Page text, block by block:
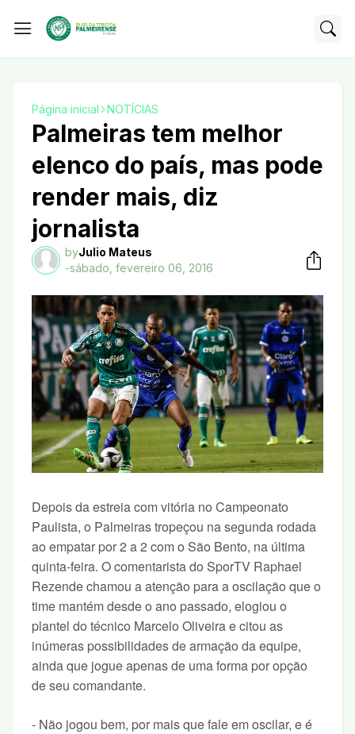
Página inicial NOTÍCIAS
Palmeiras tem melhor
elenco do país, mas pode
render mais, diz
jornalista
byJulio Mateus
-sábado, fevereiro 06, 2016
Depois da estreia com vitória no Campeonato
Paulista, o Palmeiras tropeçou na segunda rodada
ao empatar por 2 a 2 com o São Bento, na última
quinta-feira. O comentarista do SporTV Raphael
Rezende chamou a atenção para a oscilação que o
time mantém desde o ano passado, elogiou o
plantel do técnico Marcelo Oliveira e citou as
inúmeras possibilidades de armação da equipe,
ainda que jogue apenas de uma forma por opção
de seu comandante.
- Não jogou bem, por mais que fale em oscilar, e é